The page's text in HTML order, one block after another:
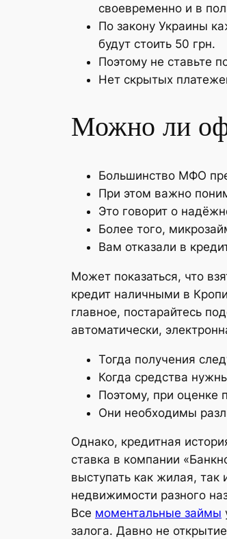
своевременно и в
По закону Украины
будут стоить 50 грн.
Поэтому не ставьте
Нет скрытых
Можно ли
Большинство МФО
При этом важно
Это говорит о
Более того,
Вам отказали в
Может показаться, что
кредит наличными в
главное, постарайтесь
автоматически,
Тогда получения
Когда средства
Поэтому, при оценке
Они необходимы
Однако, кредитная
ставка в компании
выступать как жилая,
недвижимости разного
Все моментальные займы
залога. Давно не